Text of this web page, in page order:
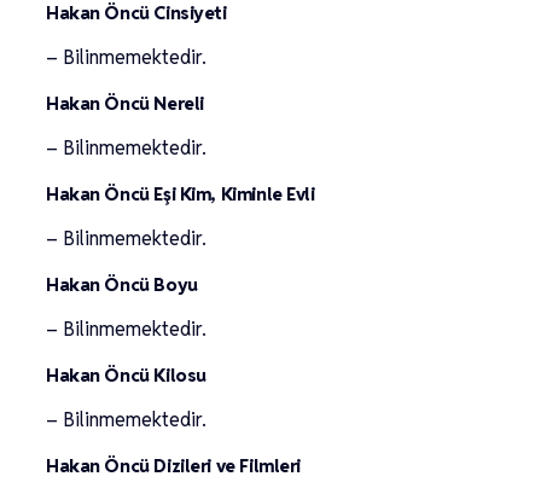
Hakan Öncü Cinsiyeti
– Bilinmemektedir.
Hakan Öncü Nereli
– Bilinmemektedir.
Hakan Öncü Eşi Kim, Kiminle Evli
– Bilinmemektedir.
Hakan Öncü Boyu
– Bilinmemektedir.
Hakan Öncü Kilosu
– Bilinmemektedir.
Hakan Öncü Dizileri ve Filmleri